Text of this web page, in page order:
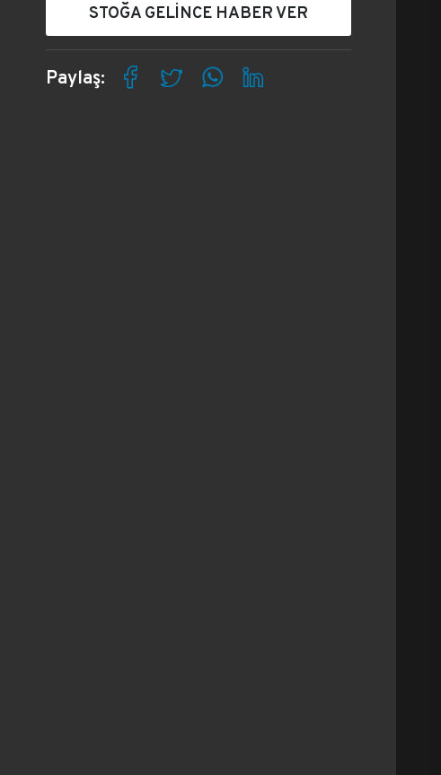
STOĞA GELİNCE HABER VER
Paylaş: